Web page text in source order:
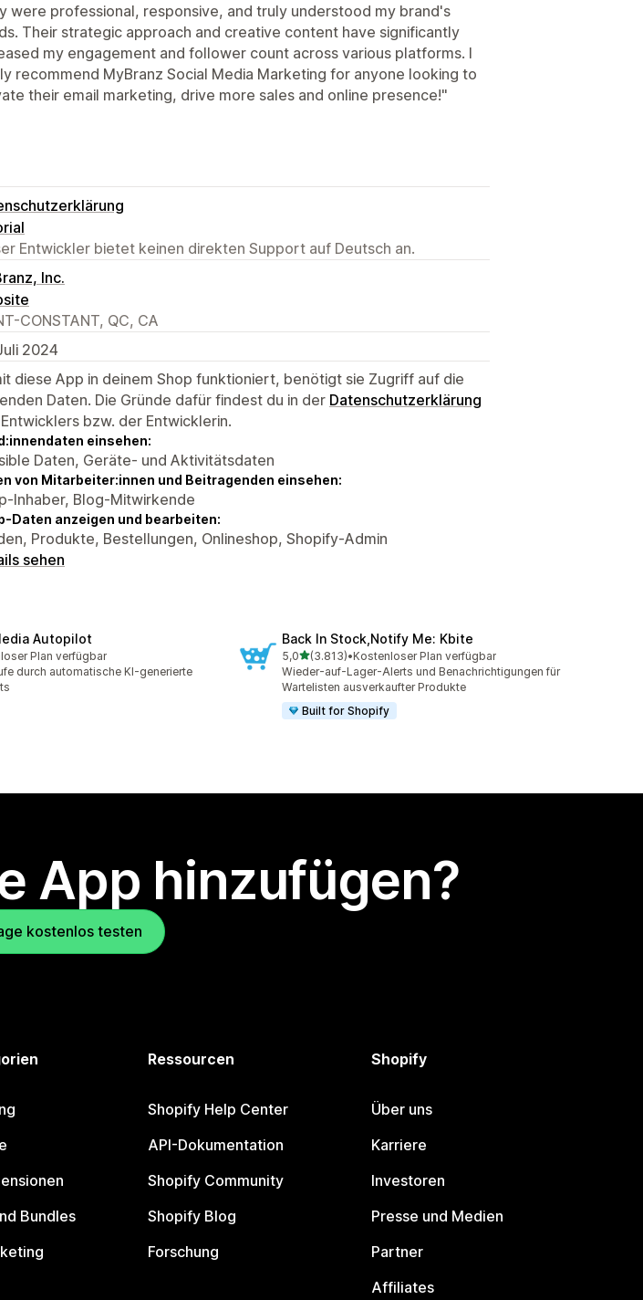
were professional, responsive, and truly understood my brand's
Their strategic approach and creative content have significantly
my engagement and follower count across various platforms. I
recommend MyBranz Social Media Marketing for anyone looking to
their email marketing, drive more sales and online presence!"
Entwickler bietet keinen direkten Support auf Deutsch an.
Inc.
CONSTANT, QC, CA
2024
diese App in deinem Shop funktioniert, benötigt sie Zugriff auf die
Daten. Die Gründe dafür findest du in der Datenschutzerklärung
bzw. der Entwicklerin.
einsehen:
Daten, Geräte- und Aktivitätsdaten
von Mitarbeiter:innen und Beitragenden einsehen:
Inhaber, Blog-Mitwirkende
Daten anzeigen und bearbeiten:
Produkte, Bestellungen, Onlineshop, Shopify-Admin
sehen
Autopilot
Plan verfügbar
durch automatische KI-generierte
Back In Stock,Notify Me: Kbite
5,0von 5 Sternen
(3.813)
3813 Rezensionen insgesamt
•Kostenloser Plan verfügbar
Wieder-auf-Lager-Alerts und Benachrichtigungen für
Wartelisten ausverkaufter Produkte
Built for Shopify
App hinzufügen?
kostenlos testen
Bundles
Ressourcen
Shopify Help Center
API-Dokumentation
Shopify Community
Shopify Blog
Forschung
Shopify
Über uns
Karriere
Investoren
Presse und Medien
Partner
Affiliates